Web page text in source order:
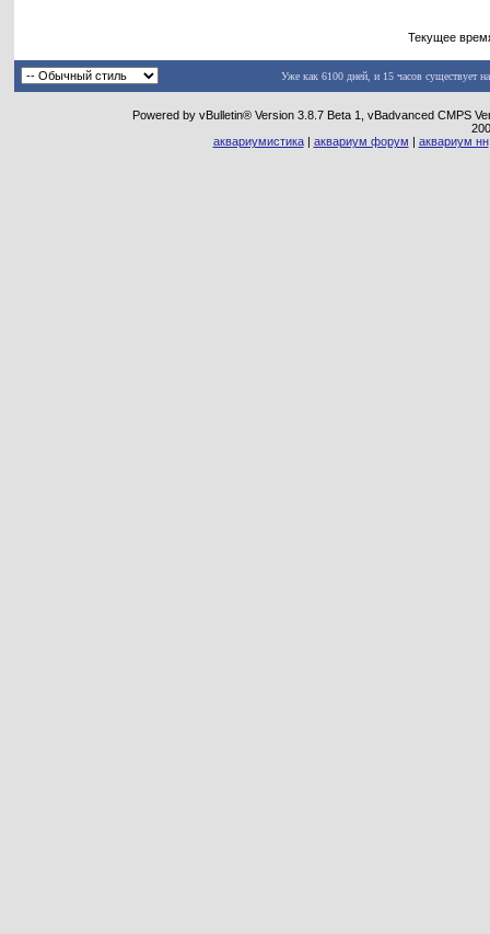
Текущее
Уже как 6100 дней, и 15 часов существует
Powered by vBulletin® Version 3.8.7 Beta 1, vBadvanced CMPS
аквариумистика| аквариум форум | аквариум нн